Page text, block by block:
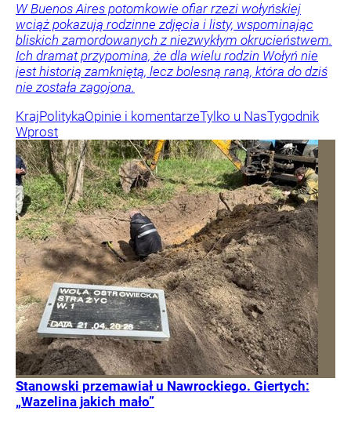
W Buenos Aires potomkowie ofiar rzezi wołyńskiej
wciąż pokazują rodzinne zdjęcia i listy, wspominając
bliskich zamordowanych z niezwykłym okrucieństwem.
Ich dramat przypomina, że dla wielu rodzin Wołyń nie
jest historią zamkniętą, lecz bolesną raną, która do dziś
nie została zagojona.
KrajPolitykaOpinie i komentarzeTylko u NasTygodnik
Wprost
Stanowski przemawiał u Nawrockiego. Giertych:
„Wazelina jakich mało”